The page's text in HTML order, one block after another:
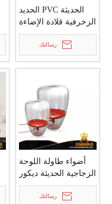
الحديثة PVC الحديد
الزخرفية قلادة الإضاءة
(KA9165P-5)
رسالتك
أضواء طاولة اللوحة
الزجاجية الحديثة ديكور
داخلي (MT10440-1-
رسالتك